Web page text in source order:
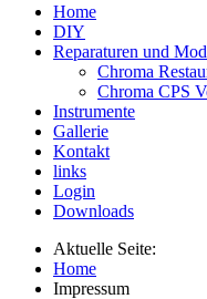
Home
DIY
Reparaturen und
Chroma
Chroma CPS
Instrumente
Gallerie
Kontakt
links
Login
Downloads
Aktuelle Seite:
Home
Impressum